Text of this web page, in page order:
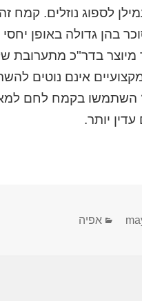
לספוג נוזלים. קמח
בהן גדולה באופן
בדר"כ מתערובת
מקצועיים אינם נוטים
השתמשו בקמח לחם
יותר.
קטגוריות
אפיה